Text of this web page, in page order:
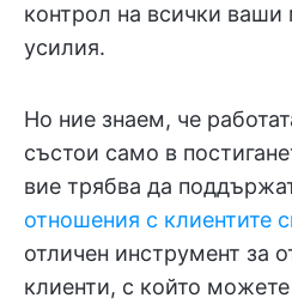
контрол на всички ваши
усилия.
Но ние знаем, че
състои само в
вие трябва да
отношения с клиентите
отличен инструмент за
клиенти, с който